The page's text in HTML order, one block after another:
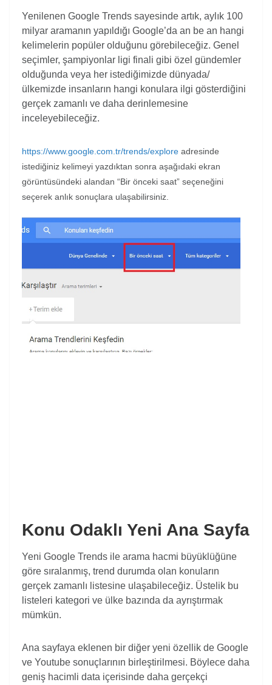
Yenilenen Google Trends sayesinde artık, aylık 100
milyar aramanın yapıldığı Google’da an be an hangi
kelimelerin popüler olduğunu görebileceğiz. Genel
seçimler, şampiyonlar ligi finali gibi özel gündemler
olduğunda veya her istediğimizde dünyada/
ülkemizde insanların hangi konulara ilgi gösterdiğini
gerçek zamanlı ve daha derinlemesine
inceleyebileceğiz.
https://www.google.com.tr/trends/explore adresinde
istediğiniz kelimeyi yazdıktan sonra aşağıdaki ekran
görüntüsündeki alandan “Bir önceki saat” seçeneğini
seçerek anlık sonuçlara ulaşabilirsiniz.
Konu Odaklı Yeni Ana Sayfa
Yeni Google Trends ile arama hacmi büyüklüğüne
göre sıralanmış, trend durumda olan konuların
gerçek zamanlı listesine ulaşabileceğiz. Üstelik bu
listeleri kategori ve ülke bazında da ayrıştırmak
mümkün.
Ana sayfaya eklenen bir diğer yeni özellik de Google
ve Youtube sonuçlarının birleştirilmesi. Böylece daha
geniş hacimli data içerisinde daha gerçekçi